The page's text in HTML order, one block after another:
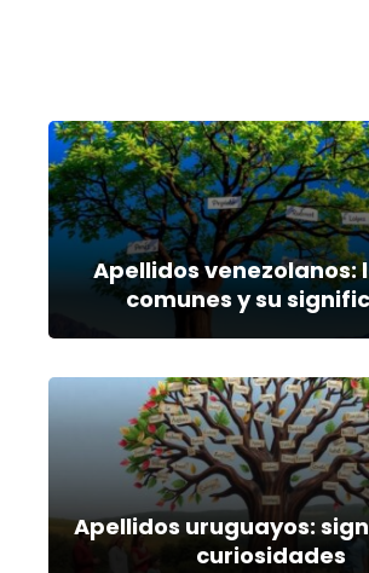
Apellidos venezolanos:
comunes y su
Apellidos uruguayos:
curiosidades